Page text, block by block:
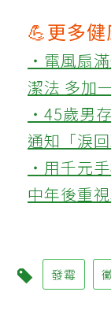
💪更多
‧電風扇
潔法 多加
‧45歲男
通知「淚
‧用千元
中年後重
發霉